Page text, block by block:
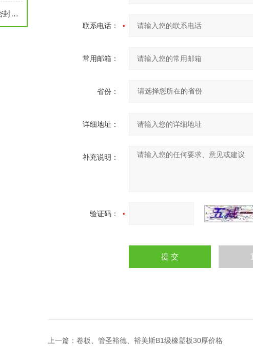
裕美斯橡塑材料为何能作为密封件呢？
联系电话：
常用邮箱：
省份：
详细地址：
补充说明：
验证码：
上一篇： 卷板、管圣裕德、裕美斯B1级橡塑板30厚价格